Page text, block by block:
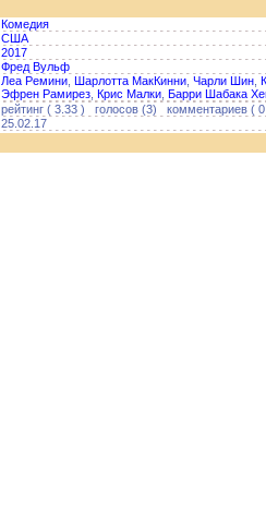
Комедия
США
2017
Фред Вульф
Леа Ремини Шарлотта МакКинни Чарли Шин
Эфрен Рамирез Крис Малки Барри Шабака
рейтинг ( 3.33 ) голосов (3) комментариев (
25.02.17